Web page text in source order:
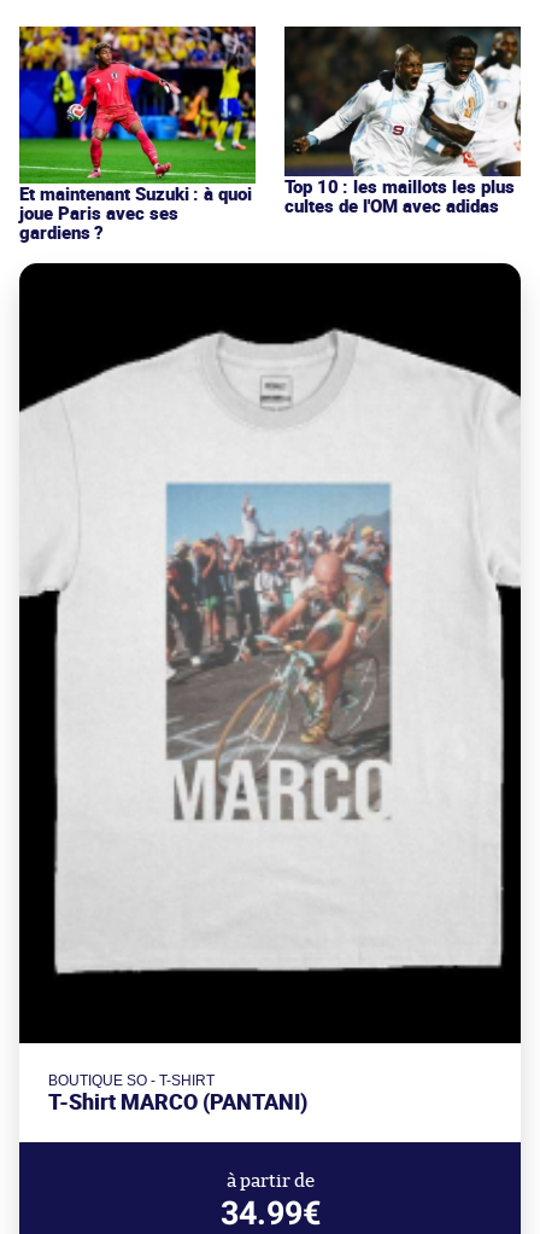
Et maintenant Suzuki : à quoi
joue Paris avec ses
gardiens ?
Top 10 : les maillots les plus
cultes de l'OM avec adidas
BOUTIQUE SO - T-SHIRT
T-Shirt MARCO (PANTANI)
à partir de
34.99€